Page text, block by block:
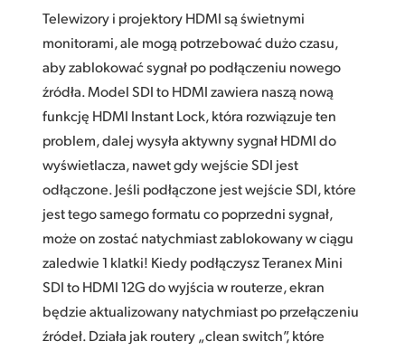
Telewizory i projektory HDMI są świetnymi
monitorami, ale mogą potrzebować dużo czasu,
aby zablokować sygnał po podłączeniu nowego
źródła. Model SDI to HDMI zawiera naszą nową
funkcję HDMI Instant Lock, która rozwiązuje ten
problem, dalej wysyła aktywny sygnał HDMI do
wyświetlacza, nawet gdy wejście SDI jest
odłączone. Jeśli podłączone jest wejście SDI, które
jest tego samego formatu co poprzedni sygnał,
może on zostać natychmiast zablokowany w ciągu
zaledwie 1 klatki! Kiedy podłączysz Teranex Mini
SDI to HDMI 12G do wyjścia w routerze, ekran
będzie aktualizowany natychmiast po przełączeniu
źródeł. Działa jak routery „clean switch”, które